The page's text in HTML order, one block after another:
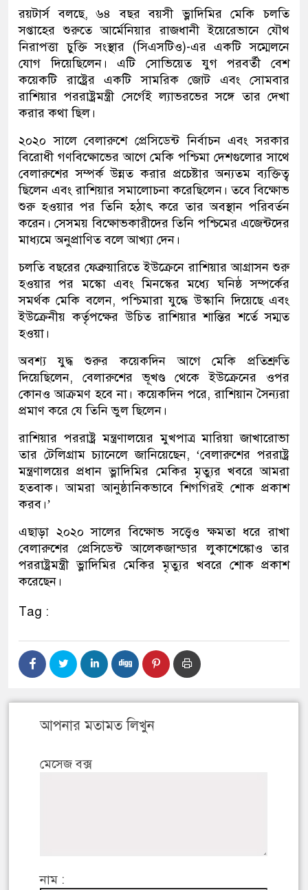
রয়টার্স বলছে, ৬৪ বছর বয়সী ভ্লাদিমির মেকি চলতি
সপ্তাহের শুরুতে আর্মেনিয়ার রাজধানী ইয়েরেভানে যৌথ
নিরাপত্তা চুক্তি সংস্থার (সিএসটিও)-এর একটি সম্মেলনে
যোগ দিয়েছিলেন। এটি সোভিয়েত যুগ পরবর্তী বেশ
কয়েকটি রাষ্ট্রের একটি সামরিক জোট এবং সোমবার
রাশিয়ার পররাষ্ট্রমন্ত্রী সের্গেই ল্যাভরভের সঙ্গে তার দেখা
করার কথা ছিল।
২০২০ সালে বেলারুশে প্রেসিডেন্ট নির্বাচন এবং সরকার
বিরোধী গণবিক্ষোভের আগে মেকি পশ্চিমা দেশগুলোর সাথে
বেলারুশের সম্পর্ক উন্নত করার প্রচেষ্টার অন্যতম ব্যক্তিত্ব
ছিলেন এবং রাশিয়ার সমালোচনা করেছিলেন। তবে বিক্ষোভ
শুরু হওয়ার পর তিনি হঠাৎ করে তার অবস্থান পরিবর্তন
করেন। সেসময় বিক্ষোভকারীদের তিনি পশ্চিমের এজেন্টদের
মাধ্যমে অনুপ্রাণিত বলে আখ্যা দেন।
চলতি বছরের ফেব্রুয়ারিতে ইউক্রেনে রাশিয়ার আগ্রাসন শুরু
হওয়ার পর মস্কো এবং মিনস্কের মধ্যে ঘনিষ্ঠ সম্পর্কের
সমর্থক মেকি বলেন, পশ্চিমারা যুদ্ধে উস্কানি দিয়েছে এবং
ইউক্রেনীয় কর্তৃপক্ষের উচিত রাশিয়ার শান্তির শর্তে সম্মত
হওয়া।
অবশ্য যুদ্ধ শুরুর কয়েকদিন আগে মেকি প্রতিশ্রুতি
দিয়েছিলেন, বেলারুশের ভূখণ্ড থেকে ইউক্রেনের ওপর
কোনও আক্রমণ হবে না। কয়েকদিন পরে, রাশিয়ান সৈন্যরা
প্রমাণ করে যে তিনি ভুল ছিলেন।
রাশিয়ার পররাষ্ট্র মন্ত্রণালয়ের মুখপাত্র মারিয়া জাখারোভা
তার টেলিগ্রাম চ্যানেলে জানিয়েছেন, ‘বেলারুশের পররাষ্ট্র
মন্ত্রণালয়ের প্রধান ভ্লাদিমির মেকির মৃত্যুর খবরে আমরা
হতবাক। আমরা আনুষ্ঠানিকভাবে শিগগিরই শোক প্রকাশ
করব।’
এছাড়া ২০২০ সালের বিক্ষোভ সত্ত্বেও ক্ষমতা ধরে রাখা
বেলারুশের প্রেসিডেন্ট আলেকজান্ডার লুকাশেঙ্কোও তার
পররাষ্ট্রমন্ত্রী ভ্লাদিমির মেকির মৃত্যুর খবরে শোক প্রকাশ
করেছেন।
Tag :
আপনার মতামত লিখুন
মেসেজ বক্স
নাম :